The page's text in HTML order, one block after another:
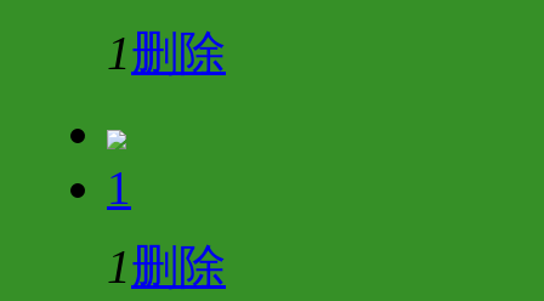
1删除
1
1删除